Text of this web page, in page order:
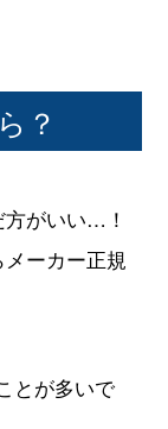
？
がいい…！
ーカー正規
とが多いで